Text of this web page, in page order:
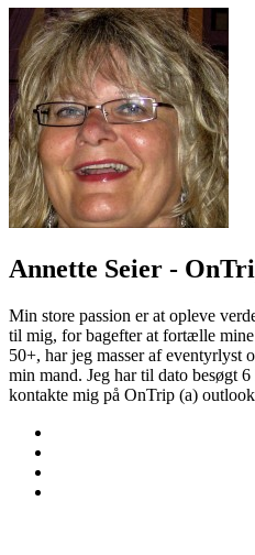
Annette Seier -
Min store passion er at opleve
til mig, for bagefter at fortælle
50+, har jeg masser af eventyrlyst
min mand. Jeg har til dato besøgt
kontakte mig på OnTrip (a)